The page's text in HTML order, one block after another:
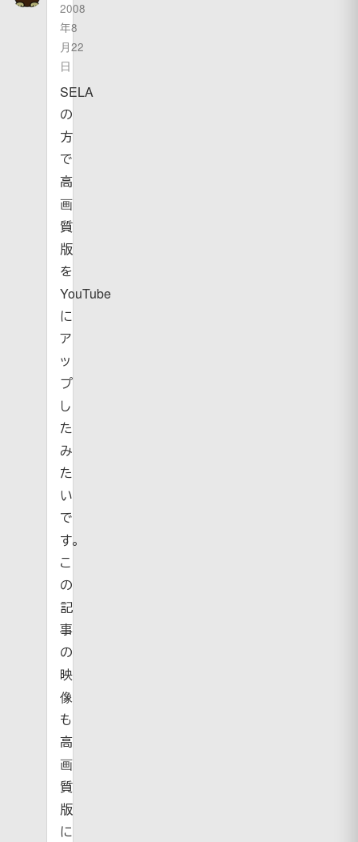
2008
年8
月22
日
SELA
の
方
で
高
画
質
版
を
YouTube
に
ア
ッ
プ
し
た
み
た
い
で
す。
こ
の
記
事
の
映
像
も
高
画
質
版
に